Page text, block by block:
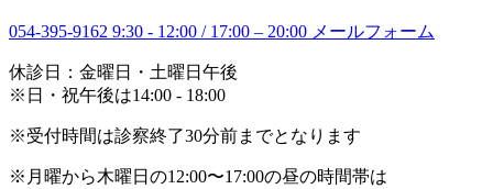
054-395-9162 9:30 - 12:00 / 17:00 – 20:00 メールフォーム
休診日：金曜日・土曜日午後
※日・祝午後は14:00 - 18:00
※受付時間は診察終了30分前までとなります
※月曜から木曜日の12:00〜17:00の昼の時間帯は